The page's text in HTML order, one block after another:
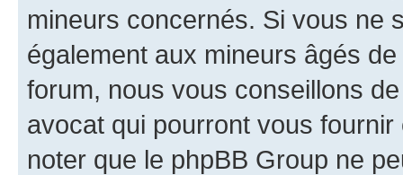
mineurs concernés. Si vous ne
également aux mineurs âgés
forum, nous vous conseillons
avocat qui pourront vous
noter que le phpBB Group ne